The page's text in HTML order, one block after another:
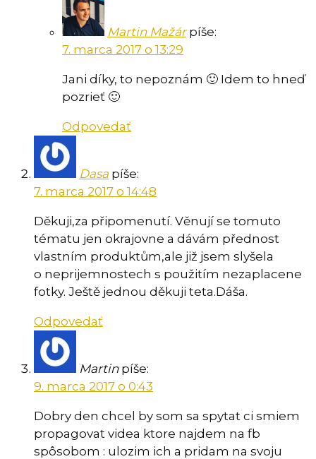
Martin Mažár píše:
7. marca 2017 o 13:29
Jani díky, to nepoznám 🙂 Idem to hneď
pozrieť 🙂
Odpovedať
Dasa píše:
7. marca 2017 o 14:48
Děkuji,za připomenutí. Věnují se tomuto
tématu jen okrajovne a dávám přednost
vlastním produktům,ale již jsem slyšela
o neprijemnostech s použitím nezaplacene
fotky. Ještě jednou děkuji teta.Dáša.
Odpovedať
Martin píše:
9. marca 2017 o 0:43
Dobry den chcel by som sa spytat ci smiem
propagovat videa ktore najdem na fb
spôsobom : ulozim ich a pridam na svoju